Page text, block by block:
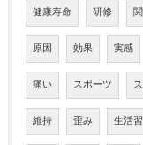
健康寿命 研修
原因 効果 実感
痛い スポーツ
維持 歪み 生活